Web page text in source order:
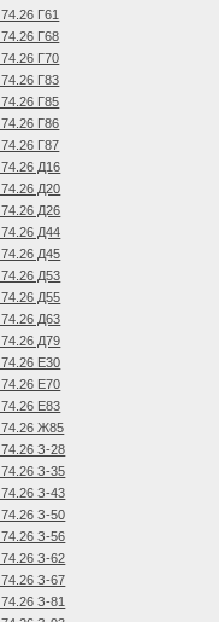
74.26 Г61
74.26 Г68
74.26 Г70
74.26 Г83
74.26 Г85
74.26 Г86
74.26 Г87
74.26 Д16
74.26 Д20
74.26 Д26
74.26 Д44
74.26 Д45
74.26 Д53
74.26 Д55
74.26 Д63
74.26 Д79
74.26 Е30
74.26 Е70
74.26 Е83
74.26 Ж85
74.26 З-28
74.26 З-35
74.26 З-43
74.26 З-50
74.26 З-56
74.26 З-62
74.26 З-67
74.26 З-81